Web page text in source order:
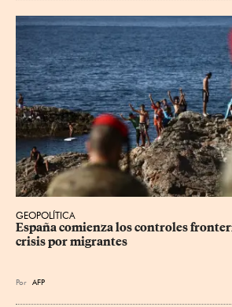
GEOPOLÍTICA
España comienza los controles
crisis por migrantes
Por AFP